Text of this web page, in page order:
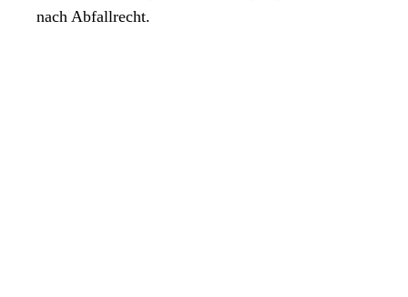
nach Abfallrecht.